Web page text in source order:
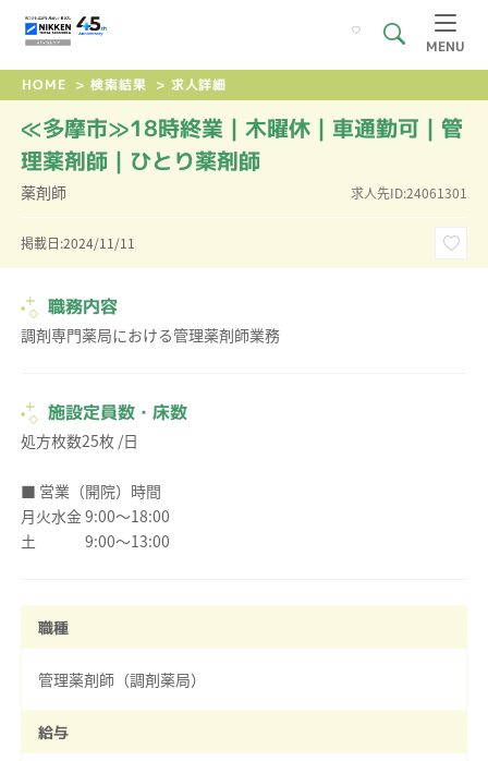
MENU
HOME > 検索結果 > 求人詳細
≪多摩市≫18時終業｜木曜休｜車通勤可｜管
理薬剤師｜ひとり薬剤師
薬剤師 求人先ID:24061301
掲載日:2024/11/11
職務内容
調剤専門薬局における管理薬剤師業務
施設定員数・床数
処方枚数25枚 /日
■ 営業（開院）時間
月火水金 9:00～18:00
土 9:00～13:00
職種
管理薬剤師（調剤薬局）
給与